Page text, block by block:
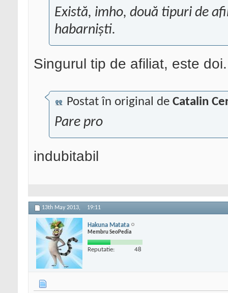
Există, imho, două tipuri de
habarniști.
Singurul tip de afiliat, este
Postat în original de Catalin
Pare pro
indubitabil
13th May 2013, 19:11
Hakuna Matata
Membru SeoPedia
Reputatie: 48